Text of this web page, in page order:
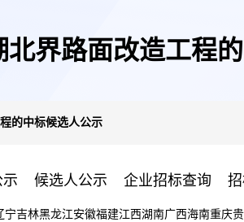
北界路面改造工程
的中标候选人公示
示 候选人公示 企业招标查询
宁吉林黑龙江安徽福建江西湖南广西海南重庆